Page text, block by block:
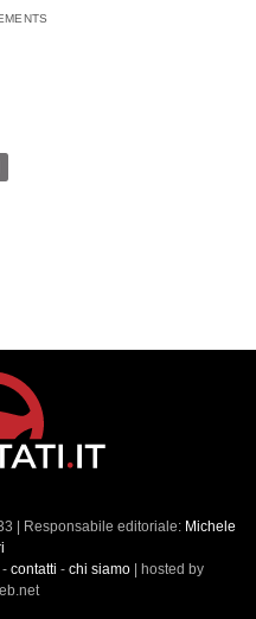
| Responsabile editoriale: Michele
contatti - chi siamo| hosted by